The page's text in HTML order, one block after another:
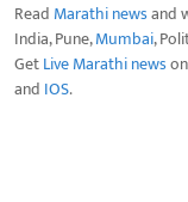
Read Marathi newsand
India, Pune,Mumbai,
GetLive Marathi news
and IOS.